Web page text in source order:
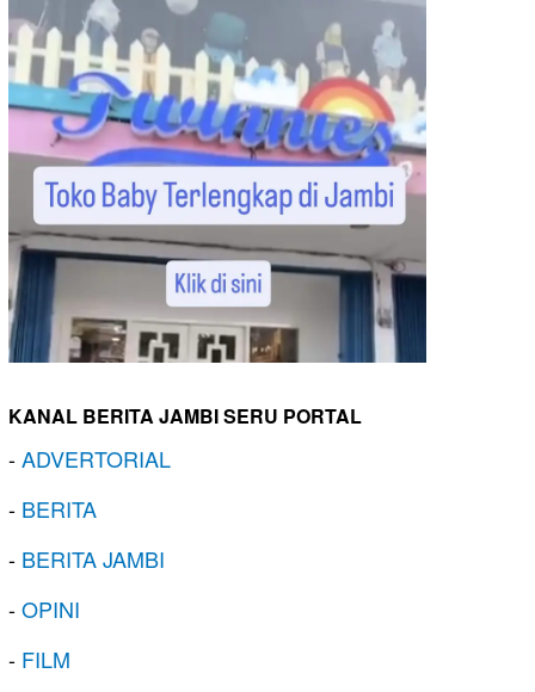
KANAL BERITA JAMBI SERU PORTAL
-ADVERTORIAL
- BERITA
- BERITA JAMBI
-OPINI
- FILM